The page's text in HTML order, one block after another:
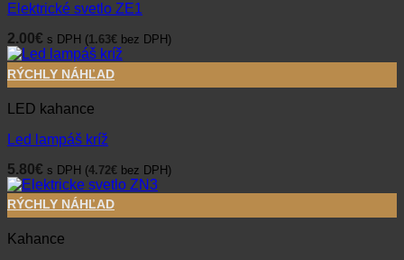
Elektrické svetlo ZE1
2.00€ s DPH (1.63€ bez DPH)
RÝCHLY NÁHĽAD
LED kahance
Led lampáš kríž
5.80€ s DPH (4.72€ bez DPH)
RÝCHLY NÁHĽAD
Kahance